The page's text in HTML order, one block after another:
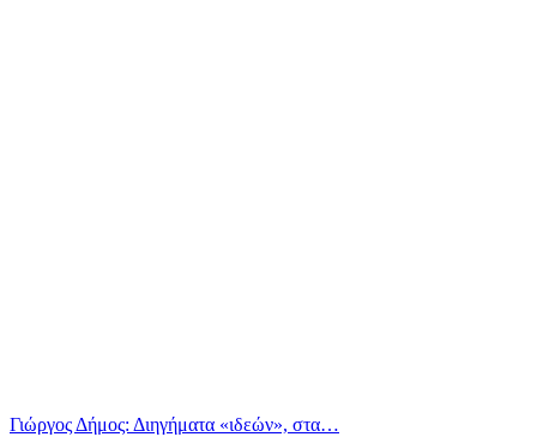
Γιώργος Δήμος: Διηγήματα «ιδεών», στα…